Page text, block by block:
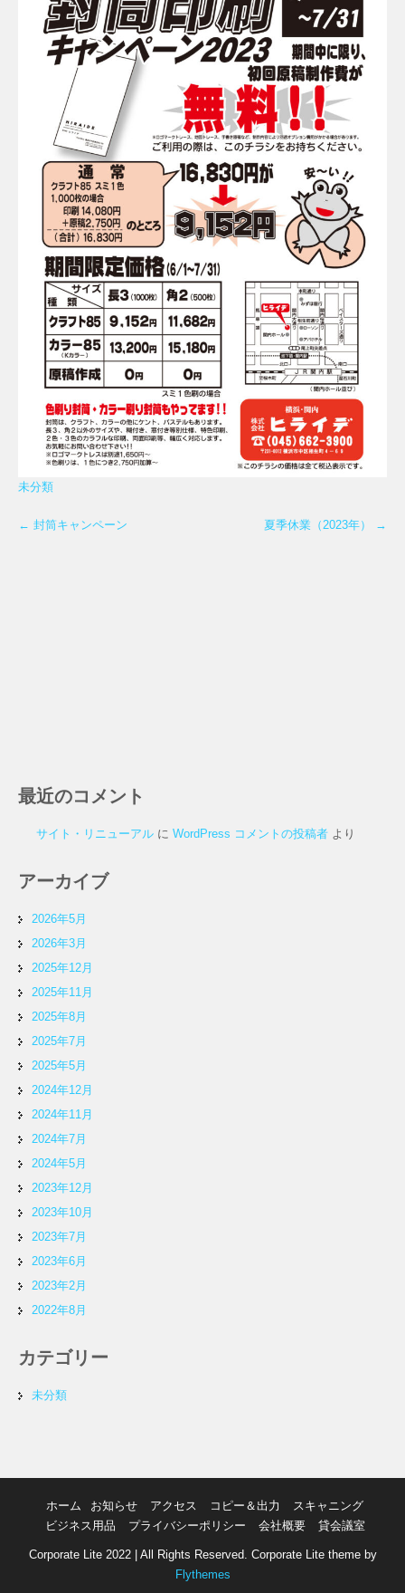
未分類
← 封筒キャンペーン 夏季休業（2023年） →
最近のコメント
サイト・リニューアル に WordPress コメントの投稿者 より
アーカイブ
2026年5月
2026年3月
2025年12月
2025年11月
2025年8月
2025年7月
2025年5月
2024年12月
2024年11月
2024年7月
2024年5月
2023年12月
2023年10月
2023年7月
2023年6月
2023年2月
2022年8月
カテゴリー
未分類
ホーム お知らせ アクセス コピー＆出力
スキャニング
ビジネス用品
プライバシーポリシー 会社概要 貸会議室
Corporate Lite 2022 | All Rights Reserved. Corporate Lite theme by
Flythemes